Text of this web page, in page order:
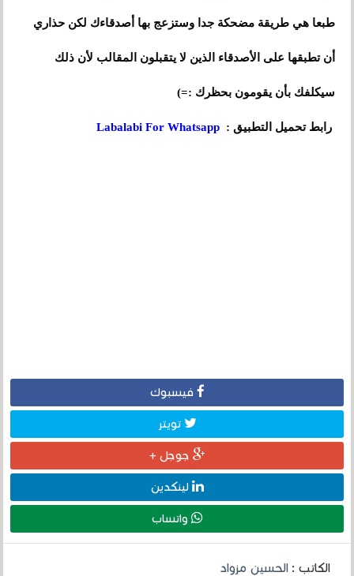
طبعا هي طريقة مضحكة جدا وستزعج بها أصدقاءك لكن حذاري
أن تطبقها على الأصدقاء الذين لا يتقبلون المقالب لأن ذلك
سيكلفك بأن يقومون بحظرك :=)
رابط تحميل التطبيق :Labalabi For Whatsapp
فيسبوك
تويتر
جوجل +
لينكدين
واتساب
الكاتب :الحسين مزواد